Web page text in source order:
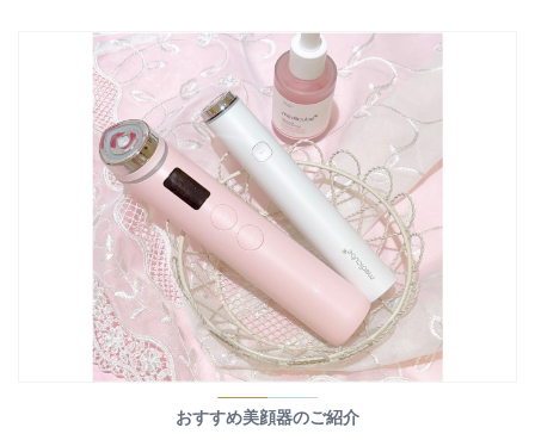
おすすめ美顔器のご紹介